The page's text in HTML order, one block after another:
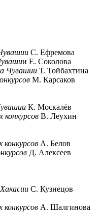
С. Ефремова
и Е. Соколова
Чувашии Т. Тойбахтина
М. Карсаков
К. Москалёв
В. Леухин
А. Белов
Д. Алексеев
С. Кузнецов
А. Шалгинова